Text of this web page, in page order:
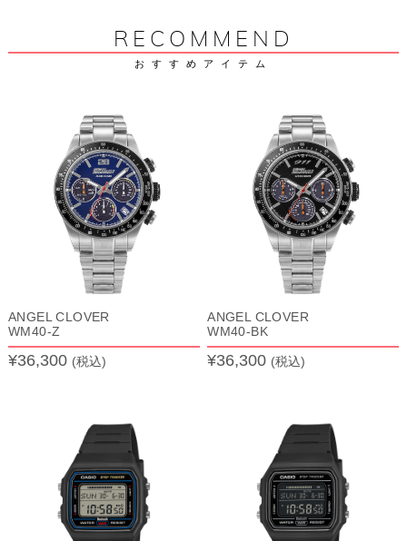
RECOMMEND
おすすめアイテム
ANGEL CLOVER
WM40-Z
¥36,300 (税込)
ANGEL CLOVER
WM40-BK
¥36,300 (税込)